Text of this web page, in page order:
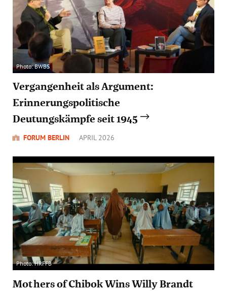
Photo: BWBS
Vergangenheit als Argument:
Erinnerungspolitische
Deutungskämpfe seit 1945
FORUM BERLIN APRIL 2026
Photo: HRFFB
Mothers of Chibok Wins Willy Brandt